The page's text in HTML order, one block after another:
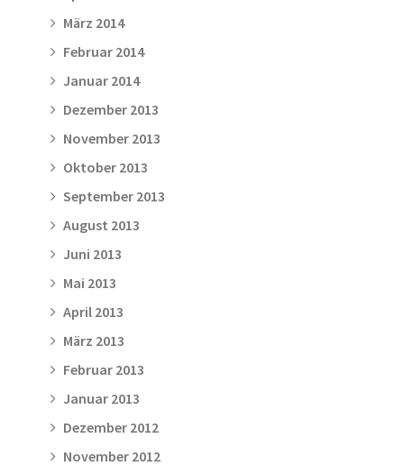
März 2014
Februar 2014
Januar 2014
Dezember 2013
November 2013
Oktober 2013
September 2013
August 2013
Juni 2013
Mai 2013
April 2013
März 2013
Februar 2013
Januar 2013
Dezember 2012
November 2012